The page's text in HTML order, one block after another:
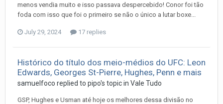
menos vendia muito e isso passava despercebido! Conor foi tão
foda com isso que foi o primeiro se não o único a lutar boxe...
July 29, 2024 17 replies
Histórico do título dos meio-médios do UFC: Leon
Edwards, Georges St-Pierre, Hughes, Penn e mais
samuelfoco replied to pipo's topic in Vale Tudo
GSP, Hughes e Usman até hoje os melhores dessa divisão no